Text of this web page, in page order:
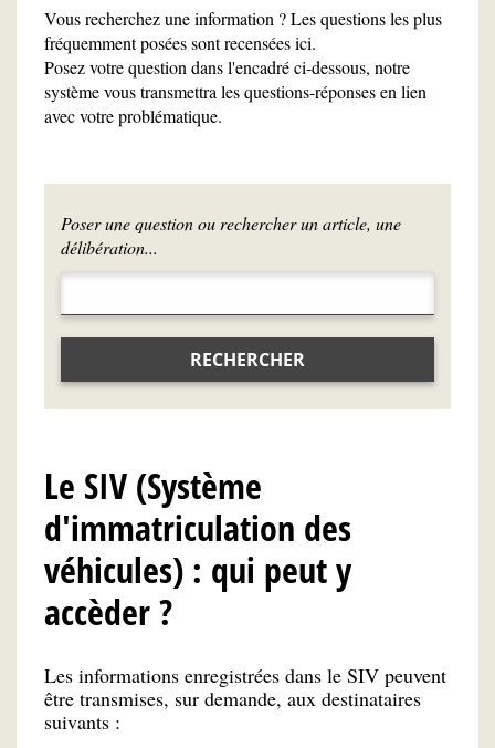
Vous recherchez une information ? Les questions les plus
fréquemment posées sont recensées ici.
Posez votre question dans l'encadré ci-dessous, notre
système vous transmettra les questions-réponses en lien
avec votre problématique.
Poser une question ou rechercher un article, une
délibération...
RECHERCHER
Le SIV (Système
d'immatriculation des
véhicules) : qui peut y
accèder ?
Les informations enregistrées dans le SIV peuvent
être transmises, sur demande, aux destinataires
suivants :